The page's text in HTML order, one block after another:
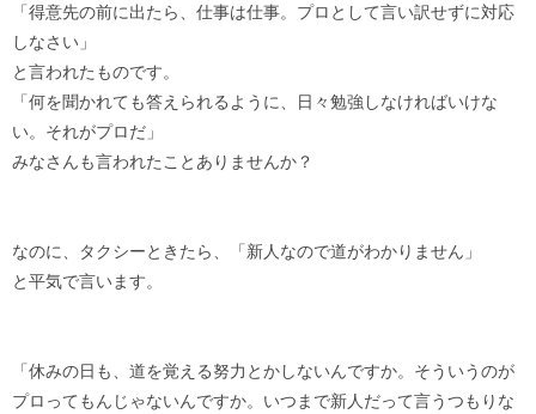
「得意先の前に出たら、仕事は仕事。プロとして言い訳せずに対応
しなさい」
と言われたものです。
「何を聞かれても答えられるように、日々勉強しなければいけな
い。それがプロだ」
みなさんも言われたことありませんか？
なのに、タクシーときたら、「新人なので道がわかりません」
と平気で言います。
「休みの日も、道を覚える努力とかしないんですか。そういうのが
プロってもんじゃないんですか。いつまで新人だって言うつもりな